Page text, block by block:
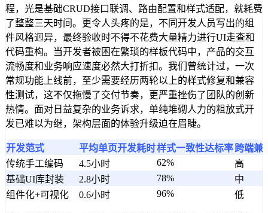
程，光是基础CRUD接口联调、路由配置和样式适配，就耗费
了整整三天时间。更令人头疼的是，不同开发人员写出的组
件风格迥异，最终验收时不得不花费大量精力进行UI走查和
代码重构。当开发者被困在繁琐的样板代码中，产品的交互
流畅度和业务响应速度必然大打折扣。我们曾统计过，一次
常规功能上线前，至少需要经历两轮以上的样式修复和兼容
性测试，这不仅拖慢了交付节奏，更严重挫伤了团队的创新
热情。面对日益复杂的业务诉求，单纯堆砌人力的粗放式开
发已难以为继，架构层面的体验升级迫在眉睫。
开发范式 平均单页开发耗时样式一致性达标率跨端兼
传统手工编码
4.5小时 62%
高
基础UI库封装
2.8小时 78%
中
组件化+可视化
0.6小时 96% 低